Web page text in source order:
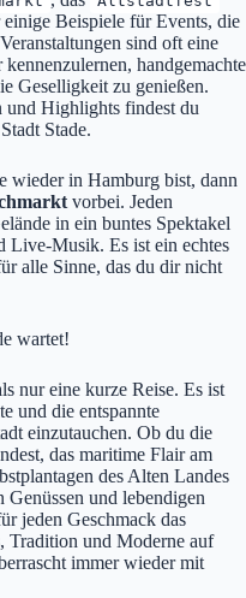
einige Beispiele für Events, die
sind oft eine
handgemachte
Geselligkeit zu genießen.
und Highlights findest du
Stade.
wieder in Hamburg bist, dann
vorbei. Jeden
in ein buntes Spektakel
Live-Musik. Es ist ein echtes
alle Sinne, das du dir nicht
wartet!
nur eine kurze Reise. Es ist
und die entspannte
einzutauchen. Ob du die
das maritime Flair am
des Alten Landes
und lebendigen
jeden Geschmack das
Tradition und Moderne auf
immer wieder mit